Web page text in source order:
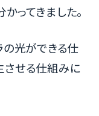
ってきました。
の光ができる仕
させる仕組みに